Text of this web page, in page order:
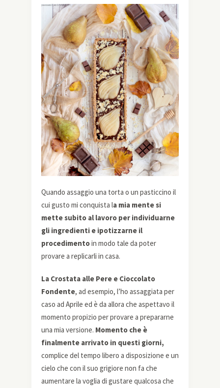
Quando assaggio una torta o un pasticcino il
cui gusto mi conquista la mia mente si
mette subito al lavoro per individuarne
gli ingredienti e ipotizzarne il
procedimentoin modo tale da poter
provare a replicarli in casa.
La Crostata alle Pere e Cioccolato
Fondente, ad esempio, l’ho assaggiata per
caso ad Aprile ed è da allora che aspettavo il
momento propizio per provare a prepararne
una mia versione. Momento che è
finalmente arrivato in questi giorni,
complice del tempo libero a disposizione e un
cielo che con il suo grigiore non fa che
aumentare la voglia di gustare qualcosa che